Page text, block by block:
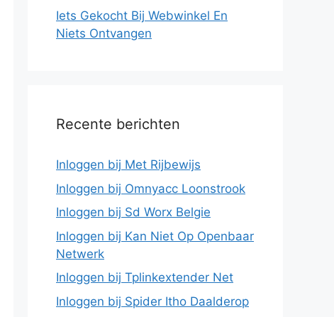
Iets Gekocht Bij Webwinkel En
Niets Ontvangen
Recente berichten
Inloggen bij Met Rijbewijs
Inloggen bij Omnyacc Loonstrook
Inloggen bij Sd Worx Belgie
Inloggen bij Kan Niet Op Openbaar
Netwerk
Inloggen bij Tplinkextender Net
Inloggen bij Spider Itho Daalderop